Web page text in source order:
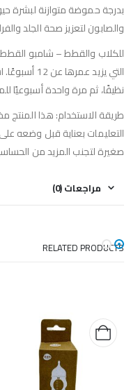
بدرجة حموضة متوازنة لبشرة
والصابون لتعزيز صحة الجلد
للكلاب والقطط – شامبو القطط
التي يزيد
نظيفًا، ثم مرة واحدة أسبوعيًا
طريقة الاستخدام: هذا
التعليمات بعناية قبل وضعه
صغيرة لتجنب المزيد من
مراجعات (0)
RELATED PRODUCTS